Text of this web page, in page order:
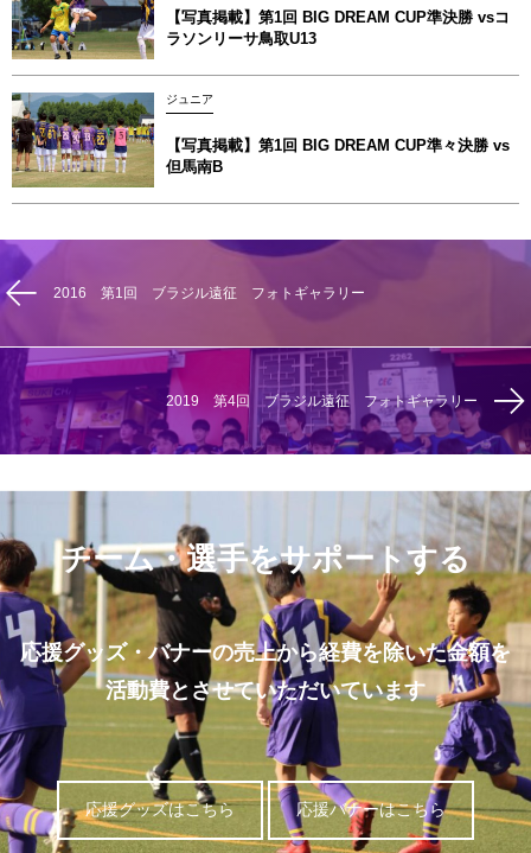
【写真掲載】第1回 BIG DREAM CUP準決勝 vsコ
ラソンリーサ鳥取U13
ジュニア
【写真掲載】第1回 BIG DREAM CUP準々決勝 vs
但馬南B
2016 第1回 ブラジル遠征 フォトギャラリー
2019 第4回 ブラジル遠征 フォトギャラリー
チーム・選手をサポートする
応援グッズ・バナーの売上から経費を除いた金額を
活動費とさせていただいています
応援グッズはこちら 応援バナーはこちら